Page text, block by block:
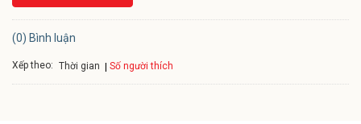
(0) Bình luận
Xếp theo: Thời gian Số người thích